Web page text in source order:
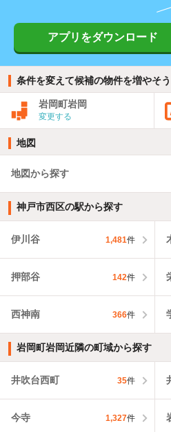
アプリをダウンロード
条件を変えて候補の物件を増やそう
岩岡町岩岡
変更する
地図
地図から探す
神戸市西区の駅から探す
伊川谷 1,481件
押部谷 142件
西神南 366件
岩岡町岩岡近隣の町域から探す
井吹台西町 35件
今寺 1,327件